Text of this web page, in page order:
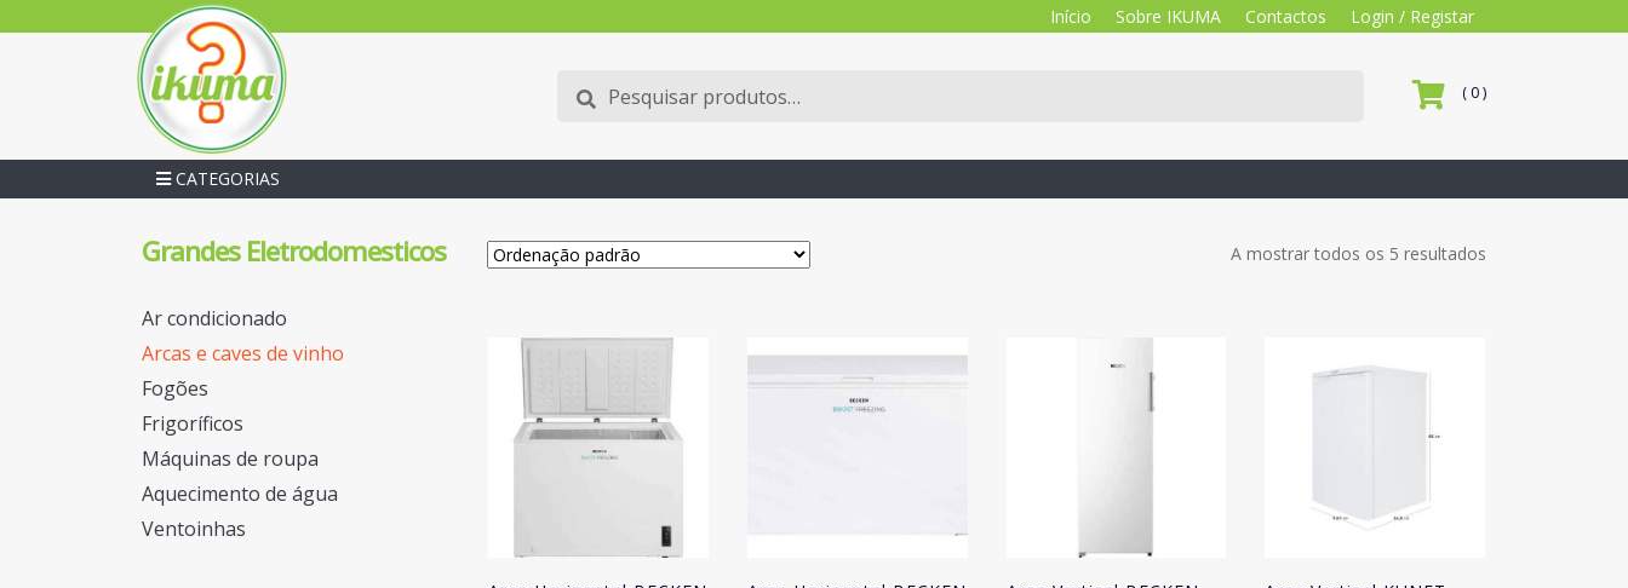
Início Sobre IKUMA Contactos Login / Registar
Pesquisar
por:
Pesquisa ( 0 )
CATEGORIAS
A mostrar todos os 5 resultados
Grandes Eletrodomesticos
Ar condicionado
Arcas e caves de vinho
Fogões
Frigoríficos
Máquinas de roupa
Aquecimento de água
Ventoinhas